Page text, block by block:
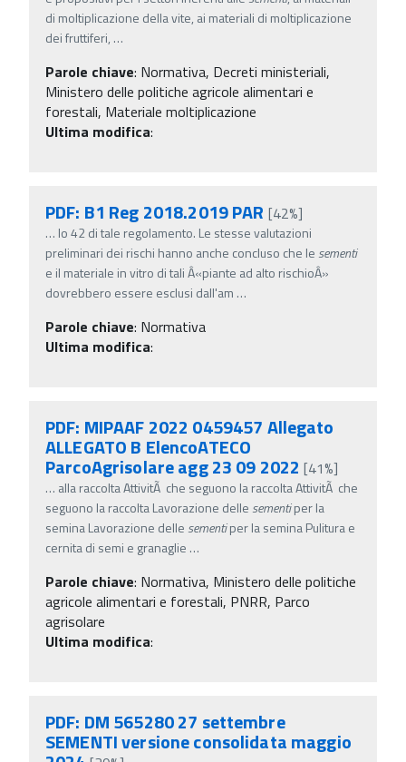
di moltiplicazione della vite, ai materiali di moltiplicazione
dei fruttiferi, …
Parole chiave: Normativa, Decreti ministeriali,
Ministero delle politiche agricole alimentari e
forestali, Materiale moltiplicazione
Ultima modifica:
PDF: B1 Reg 2018.2019 PAR [42%]
… lo 42 di tale regolamento. Le stesse valutazioni
preliminari dei rischi hanno anche concluso che le sementi
e il materiale in vitro di tali Â«piante ad alto rischioÂ»
dovrebbero essere esclusi dall'am …
Parole chiave: Normativa
Ultima modifica:
PDF: MIPAAF 2022 0459457 Allegato
ALLEGATO B ElencoATECO
ParcoAgrisolare agg 23 09 2022 [41%]
… alla raccolta AttivitÃ che seguono la raccolta AttivitÃ che
seguono la raccolta Lavorazione delle sementiper la
semina Lavorazione delle sementiper la semina Pulitura e
cernita di semi e granaglie …
Parole chiave: Normativa, Ministero delle politiche
agricole alimentari e forestali, PNRR, Parco
agrisolare
Ultima modifica:
PDF: DM 565280 27 settembre
SEMENTI versione consolidata maggio